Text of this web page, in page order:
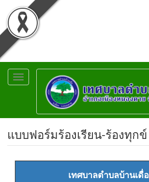
Toggle
navigation
แบบฟอร์มร้องเรียน-ร้องทุกข์
เทศบาลตำบลบ้านเดื่อ